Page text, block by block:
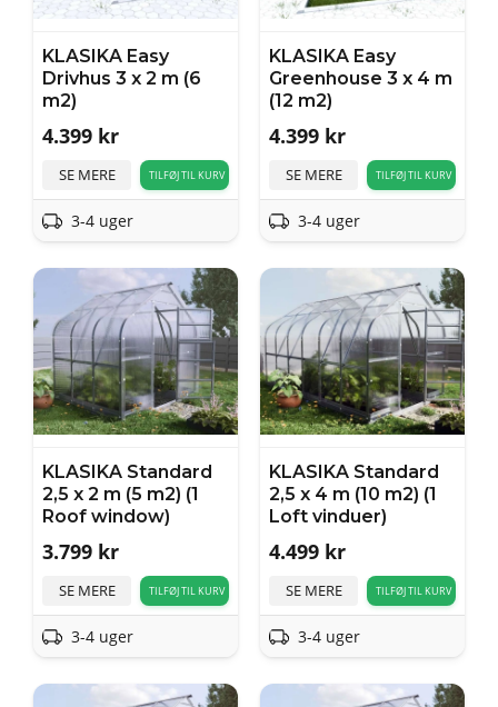
KLASIKA Easy
Drivhus 3 x 2 m (6
m2)
4.399 kr
SE MERE TILFØJ TIL KURV
3-4 uger
KLASIKA Easy
Greenhouse 3 x 4 m
(12 m2)
4.399 kr
SE MERE TILFØJ TIL KURV
3-4 uger
KLASIKA Standard
2,5 x 2 m (5 m2) (1
Roof window)
3.799 kr
SE MERE TILFØJ TIL KURV
3-4 uger
KLASIKA Standard
2,5 x 4 m (10 m2) (1
Loft vinduer)
4.499 kr
SE MERE TILFØJ TIL KURV
3-4 uger